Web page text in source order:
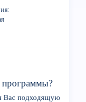
программы?
Вас подходящую